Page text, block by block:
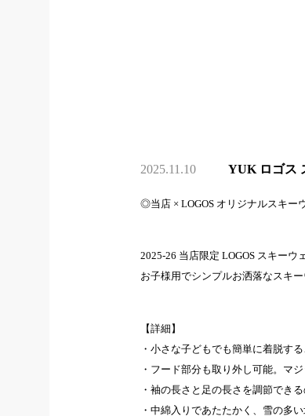
2025.11.10 YUK ロゴス
◎当店 × LOGOS オリジナルスキー
2025-26 当店限定 LOGOS スキーウ
お子様用でシンプルお洒落なスキ
【詳細】
・小さな子どもでも簡単に着脱す
・フード部分も取り外し可能。マ
・袖の長さと足の長さを調節でき
・中綿入りであたたかく、雪の多